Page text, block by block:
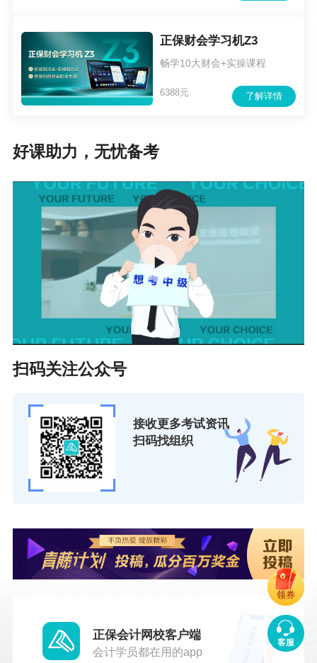
正保财会学习机Z3
畅学10大财会+实操课程
了解详情
6388元
好课助力，无忧备考
扫码关注公众号
接收更多考试资讯
扫码找组织
正保会计网校客户端
会计学员都在用的app
客服
领券